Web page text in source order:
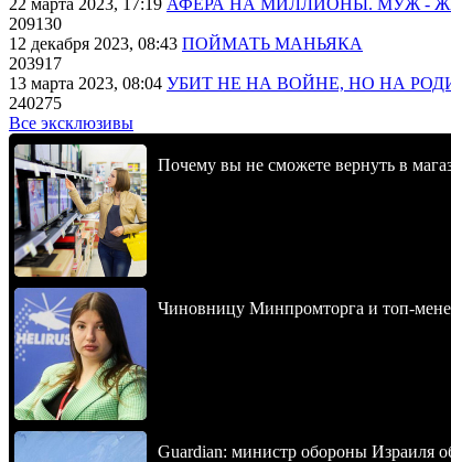
22 марта 2023, 17:19 АФЕРА НА МИЛЛИОНЫ. МУЖ -
209130
12 декабря 2023, 08:43 ПОЙМАТЬ МАНЬЯКА
203917
13 марта 2023, 08:04 УБИТ НЕ НА ВОЙНЕ, НО НА
240275
Все эксклюзивы
Почему вы не сможете вернуть в
Чиновницу Минпромторга и топ-
Guardian: министр обороны Израиля